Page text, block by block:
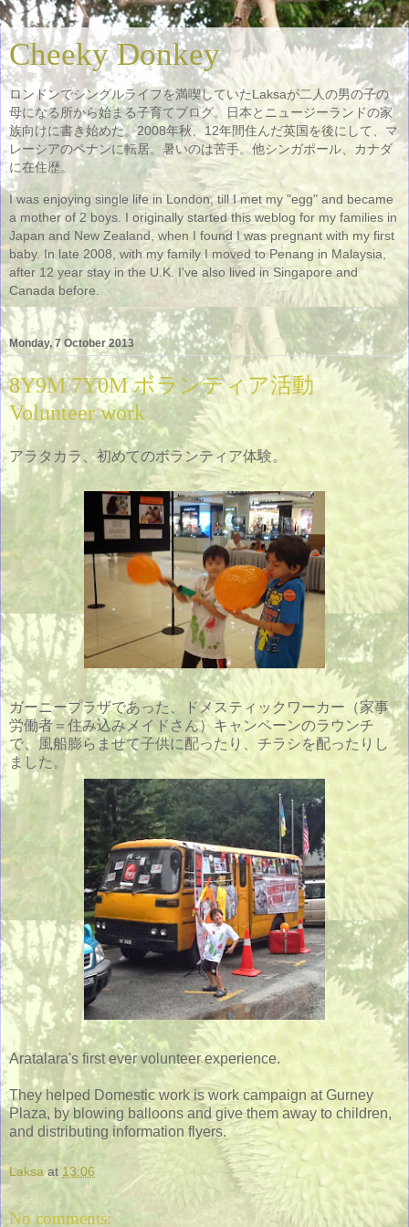
Cheeky Donkey
ロンドンでシングルライフを満喫していたLaksaが二人の男の子の
母になる所から始まる子育てブログ。日本とニュージーランドの家
族向けに書き始めた。2008年秋、12年間住んだ英国を後にして、マ
レーシアのペナンに転居。暑いのは苦手。他シンガポール、カナダ
に在住歴。
I was enjoying single life in London, till I met my "egg" and became
a mother of 2 boys. I originally started this weblog for my families in
Japan and New Zealand, when I found I was pregnant with my first
baby. In late 2008, with my family I moved to Penang in Malaysia,
after 12 year stay in the U.K. I've also lived in Singapore and
Canada before.
Monday, 7 October 2013
8Y9M 7Y0M ボランティア活動
Volunteer work
アラタカラ、初めてのボランティア体験。
ガーニープラザであった、ドメスティックワーカー（家事
労働者＝住み込みメイドさん）キャンペーンのラウンチ
で、風船膨らませて子供に配ったり、チラシを配ったりし
ました。
Aratalara's first ever volunteer experience.
They helped Domestic work is work campaign at Gurney
Plaza, by blowing balloons and give them away to children,
and distributing information flyers.
Laksa at 13:06
No comments: